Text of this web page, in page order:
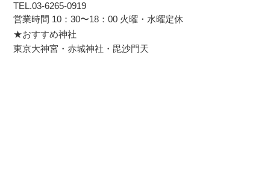
TEL.03-6265-0919
営業時間 10：30〜18：00 火曜・水曜定休
★おすすめ神社
東京大神宮・赤城神社・毘沙門天